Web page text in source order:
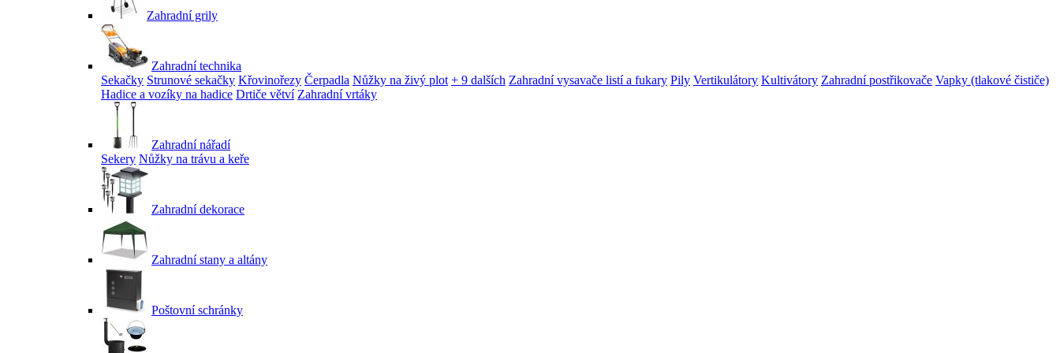
Zahradní grily
Zahradní technika
Sekačky Strunové sekačky Křovinořezy Čerpadla Nůžky na živý plot + 9 dalších Zahradní vysavače listí a fukary Pily Vertikulátory Kultivátory Zahradní postřikovače Vapky (tlakové čističe)
Hadice a vozíky na hadice Drtiče větví Zahradní vrtáky
Zahradní nářadí
Sekery Nůžky na trávu a keře
Zahradní dekorace
Zahradní stany a altány
Poštovní schránky